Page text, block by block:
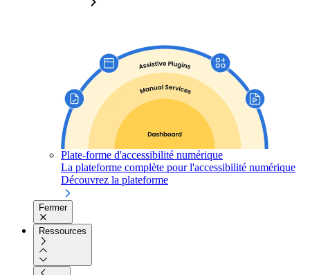
Plate-forme d'accessibilité numérique
La plateforme complète pour l'accessibilité numérique
Découvrez la plateforme
Fermer
Ressources